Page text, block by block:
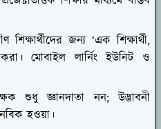
শিক্ষার্থীদের জন্য ‘এক শিক্ষার্থী,
মোবাইল লার্নিং ইউনিট ও
শুধু জ্ঞানদাতা নন; উদ্ভাবনী
হওয়া।